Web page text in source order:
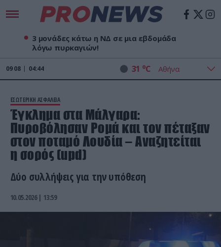
3 μονάδες κάτω η ΝΔ σε μια εβδομάδα
λόγω πυρκαγιών!
09 08 04:44 31 oC
ΕΣΩΤΕΡΙΚΗ ΑΣΦΑΛΕΙΑ
Έγκλημα στα Μάλγαρα:
Πυροβόλησαν Ρομά και τον πέταξαν
στον ποταμό Λουδία – Αναζητείται
η σορός (upd)
Δύο συλλήψεις για την υπόθεση
10.05.2026 | 13:59